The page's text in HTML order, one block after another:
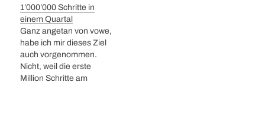
Fragen". Darunter waren
so spannende Fragen
wie: Wie komme ich ohne
zu lügen durchs Leben?
Pater Karl Burkhard Wie
kann ich jemanden
verführen? Alexa
1’000’000 Schritte in
einem Quartal
Ganz angetan von vowe,
habe ich mir dieses Ziel
auch vorgenommen.
Nicht, weil die erste
Million Schritte am